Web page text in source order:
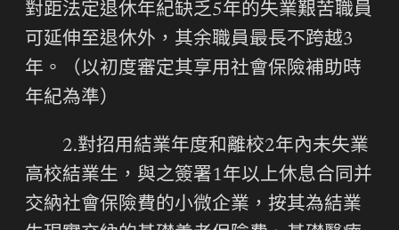
對距法定退休年紀缺乏5年的失業艱苦職員
可延伸至退休外，其余職員最長不跨越3
年。（以初度審定其享用社會保險補助時
年紀為準）
2.對招用結業年度和離校2年內未失業
高校結業生，與之簽署1年以上休息合同并
交納社會保險費的小微企業，按其為結業